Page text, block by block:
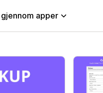
gjennom apper